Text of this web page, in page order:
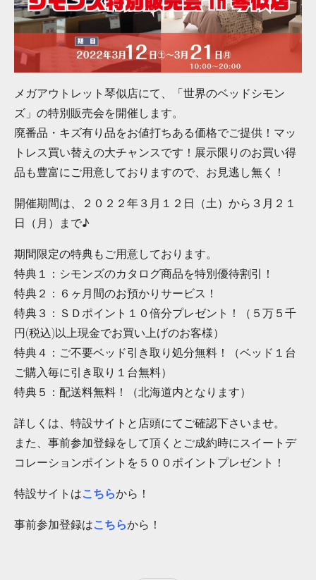
メガアウトレット琴似店にて、「世界のベッドシモン
ズ」の特別販売会を開催します。
廃番品・キズ有り品をお値打ちある価格でご提供！マッ
トレス買い替えの大チャンスです！展示限りのお買い得
品も豊富にご用意しておりますので、お見逃し無く！
開催期間は、２０２２年３月１２日（土）から３月２１
日（月）まで♪
期間限定の特典もご用意しております。
特典１：シモンズのカタログ商品を特別優待割引！
特典２：６ヶ月間のお預かりサービス！
特典３：ＳＤポイント１０倍分プレゼント！（５万５千
円(税込)以上現金でお買い上げのお客様）
特典４：ご不要ベッド引き取り処分無料！（ベッド１台
ご購入毎に引き取り１台無料）
特典５：配送料無料！（北海道内となります）
詳しくは、特設サイトと店頭にてご確認下さいませ。
また、事前参加登録をして頂くとご成約時にスイートデ
コレーションポイントを５００ポイントプレゼント！
特設サイトはこちらから！
事前参加登録はこちらから！